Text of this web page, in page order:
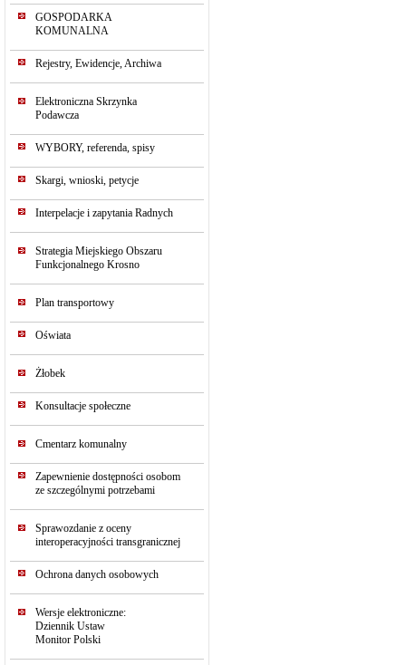
GOSPODARKA
KOMUNALNA
Rejestry, Ewidencje, Archiwa
Elektroniczna Skrzynka
Podawcza
WYBORY, referenda, spisy
Skargi, wnioski, petycje
Interpelacje i zapytania Radnych
Strategia Miejskiego Obszaru
Funkcjonalnego Krosno
Plan transportowy
Oświata
Żłobek
Konsultacje społeczne
Cmentarz komunalny
Zapewnienie dostępności osobom
ze szczególnymi potrzebami
Sprawozdanie z oceny
interoperacyjności transgranicznej
Ochrona danych osobowych
Wersje elektroniczne:
Dziennik Ustaw
Monitor Polski